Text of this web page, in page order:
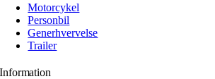
Motorcykel
Personbil
Generhvervelse
Trailer
Information